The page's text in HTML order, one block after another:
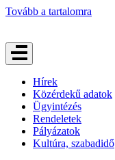
Tovább a tartalomra
Hírek
Közérdekű adatok
Ügyintézés
Rendeletek
Pályázatok
Kultúra, szabadidő